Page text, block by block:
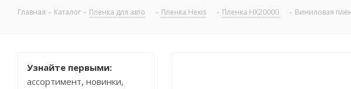
Главная - Каталог - Пленка для авто - Пленка Hexis - Пленка HX20000 - Виниловая
Узнайте первыми:
ассортимент, новинки,